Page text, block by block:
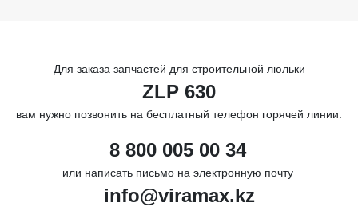
Для заказа запчастей для строительной люльки
ZLP 630
вам нужно позвонить на бесплатный телефон горячей линии:
8 800 005 00 34
или написать письмо на электронную почту
info@viramax.kz